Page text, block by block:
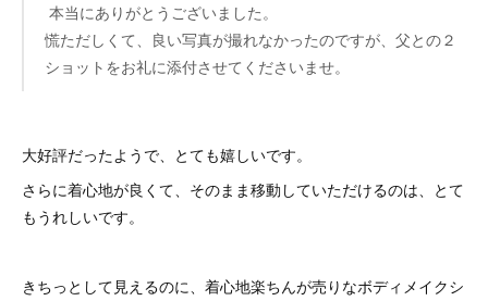
本当にありがとうございました。
慌ただしくて、良い写真が撮れなかったのですが、父との２
ショットをお礼に添付させてくださいませ。
大好評だったようで、とても嬉しいです。
さらに着心地が良くて、そのまま移動していただけるのは、とて
もうれしいです。
きちっとして見えるのに、着心地楽ちんが売りなボディメイクシ